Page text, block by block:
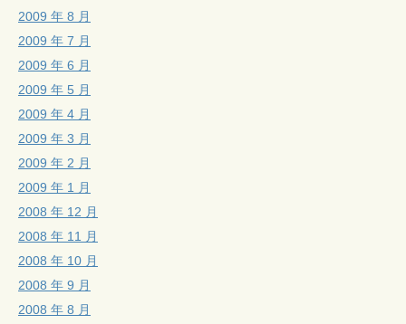
2009 年 8 月
2009 年 7 月
2009 年 6 月
2009 年 5 月
2009 年 4 月
2009 年 3 月
2009 年 2 月
2009 年 1 月
2008 年 12 月
2008 年 11 月
2008 年 10 月
2008 年 9 月
2008 年 8 月